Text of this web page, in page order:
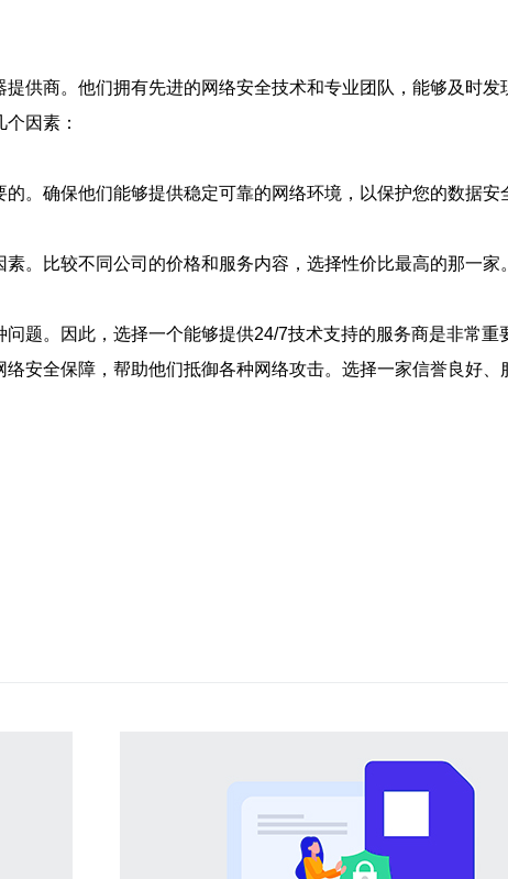
供商。他们拥有先进的网络安全技术和专业团队，能够及时
因素：
。确保他们能够提供稳定可靠的网络环境，以保护您的数据安
。比较不同公司的价格和服务内容，选择性价比最高的那一家。
题。因此，选择一个能够提供24/7技术支持的服务商是非常重
安全保障，帮助他们抵御各种网络攻击。选择一家信誉良好